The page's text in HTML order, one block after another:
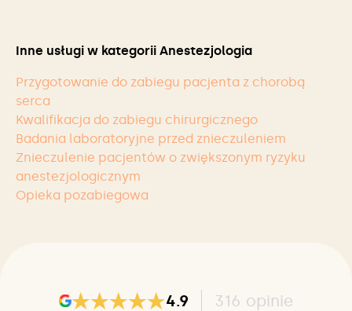
Inne usługi w kategorii Anestezjologia
Przygotowanie do zabiegu pacjenta z chorobą
serca
Kwalifikacja do zabiegu chirurgicznego
Badania laboratoryjne przed znieczuleniem
Znieczulenie pacjentów o zwiększonym ryzyku
anestezjologicznym
Opieka pozabiegowa
4.9 316 opinie